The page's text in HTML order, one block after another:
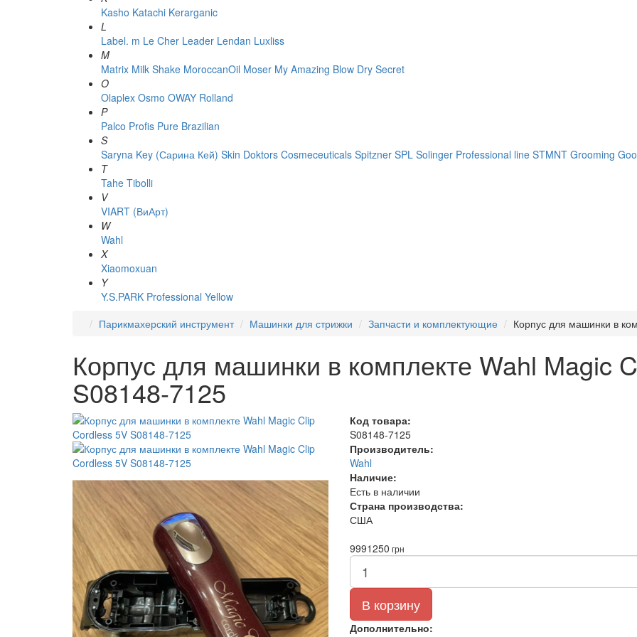
Kasho Katachi Kerarganic
L
Label. m Le Cher Leader Lendan Luxliss
M
Matrix Milk Shake MoroccanOil Moser My Amazing Blow Dry Secret
O
Olaplex Osmo OWAY Rolland
P
Palco Profis Pure Brazilian
S
Saryna Key (Сарина Кей) Skin Doktors Cosmeceuticals Spitzner SPL Solinger Professional line STMNT Grooming
T
Tahe Tibolli
V
VIART (ВиАрт)
W
Wahl
X
Xiaomoxuan
Y
Y.S.PARK Professional Yellow
Парикмахерский инструмент
Машинки для стрижки Запчасти и комплектующие Корпус для машинки в
Корпус для машинки в комплекте Wahl Magic
S08148-7125
Код товара:
S08148-7125
Производитель:
Wahl
Наличие:
Есть в наличии
Страна производства:
США
9991250 грн
В корзину
Дополнительно: